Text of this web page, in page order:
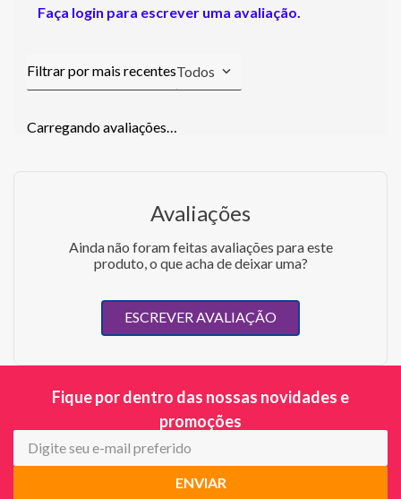
Faça login para escrever uma avaliação.
Todos
Carregando avaliações…
Avaliações
Ainda não foram feitas avaliações para este
produto, o que acha de deixar uma?
ESCREVER AVALIAÇÃO
Fique por dentro das nossas novidades e
promoções
ENVIAR